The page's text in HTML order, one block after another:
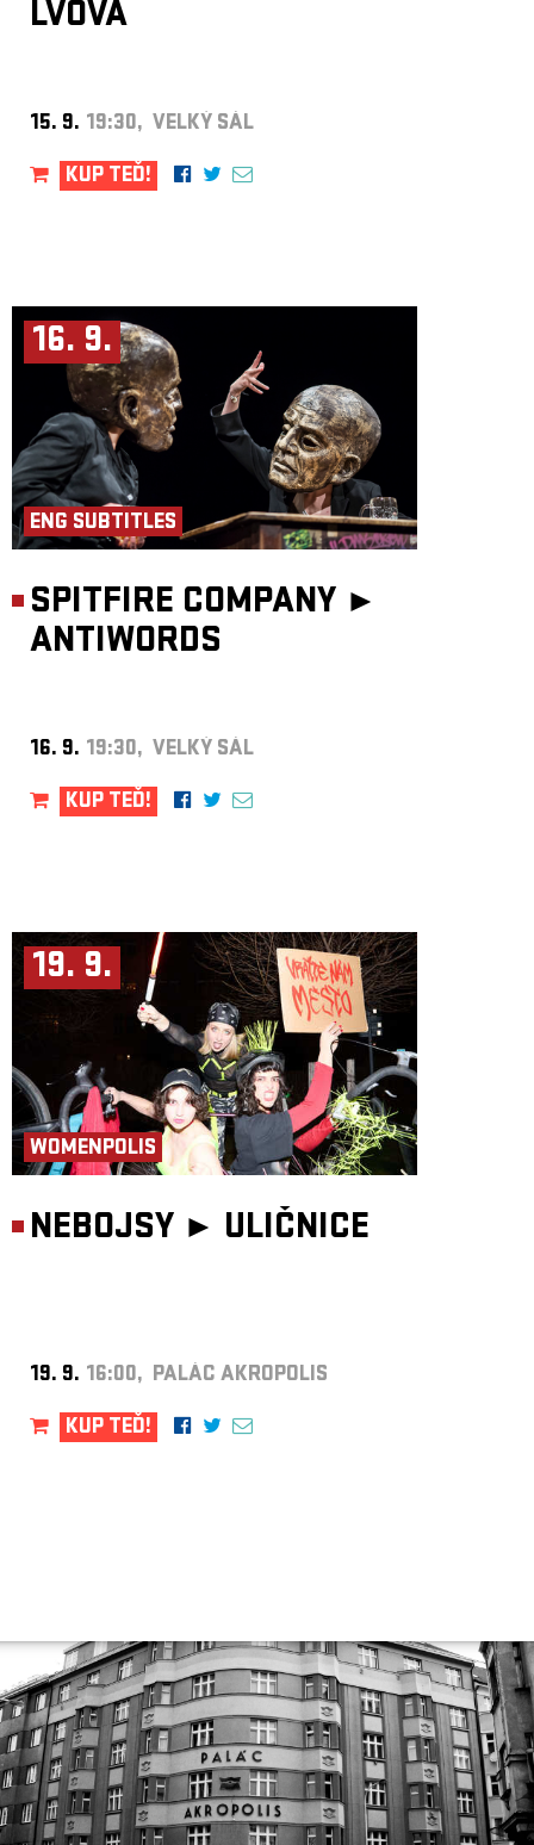
LVOVÁ
15. 9. 19:30, VELKÝ SÁL
KUP TEĎ!
16. 9.
ENG SUBTITLES
SPITFIRE COMPANY ►
ANTIWORDS
16. 9. 19:30, VELKÝ SÁL
KUP TEĎ!
19. 9.
WOMENPOLIS
NEBOJSY ► ULIČNICE
19. 9. 16:00, PALÁC AKROPOLIS
KUP TEĎ!